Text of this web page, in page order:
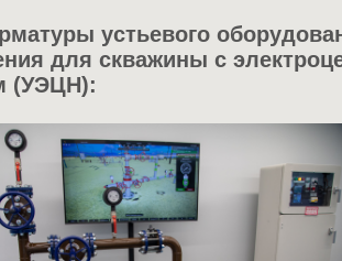
устьевого
для скважины с
(УЭЦН):